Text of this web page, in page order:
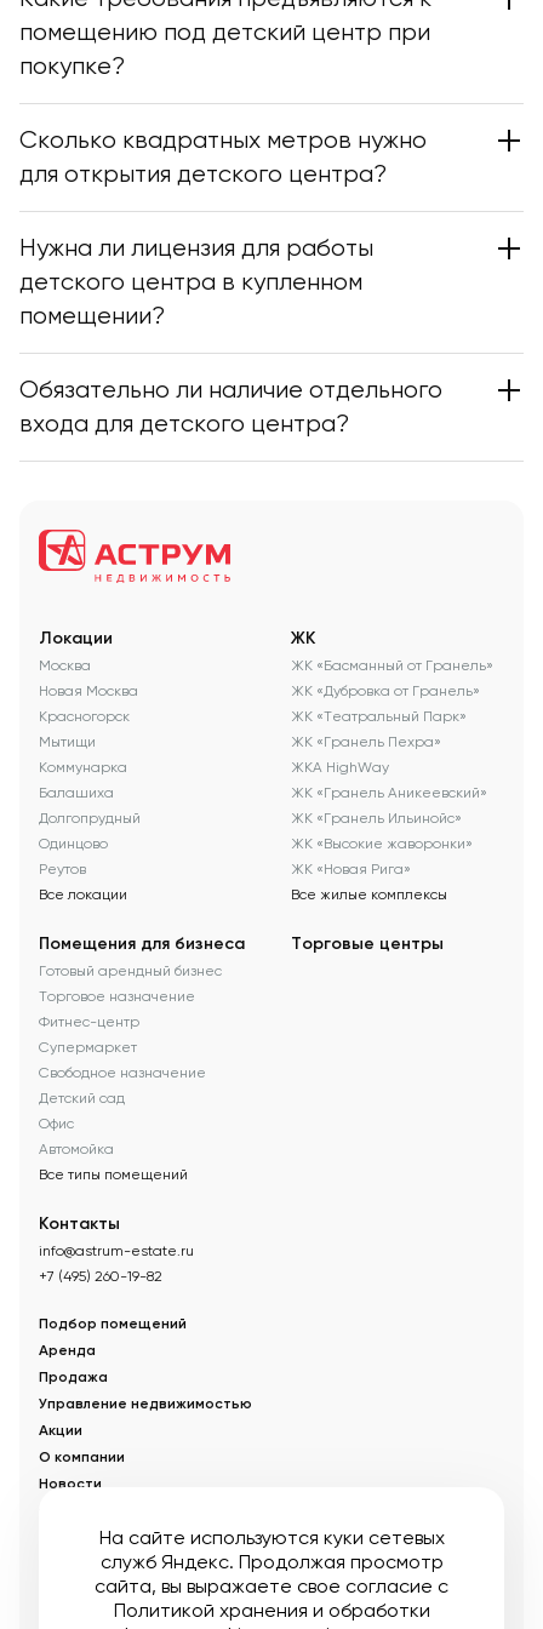
помещению под детский центр при
покупке?
Сколько квадратных метров нужно
для открытия детского центра?
Нужна ли лицензия для работы
детского центра в купленном
помещении?
Обязательно ли наличие отдельного
входа для детского центра?
Локации
Москва
Новая Москва
Красногорск
Мытищи
Коммунарка
Балашиха
Долгопрудный
Одинцово
Реутов
Все локации
ЖК
ЖК «Басманный от Гранель»
ЖК «Дубровка от Гранель»
ЖК «Театральный Парк»
ЖК «Гранель Пехра»
ЖКА HighWay
ЖК «Гранель Аникеевский»
ЖК «Гранель Ильинойс»
ЖК «Высокие жаворонки»
ЖК «Новая Рига»
Все жилые комплексы
Помещения для бизнеса
Готовый арендный бизнес
Торговое назначение
Фитнес-центр
Супермаркет
Свободное назначение
Детский сад
Офис
Автомойка
Все типы помещений
Торговые центры
Контакты
info@astrum-estate.ru
+7 (495) 260-19-82
Подбор помещений
Аренда
Продажа
Управление недвижимостью
Акции
О компании
Новости
© Управляющая компания «Аструм Недвижимость». 2026
Опубликованная на сайте информация носит информационный
характер и не является публичной офертой
На сайте используются куки сетевых
служб Яндекс. Продолжая просмотр
сайта, вы выражаете свое согласие с
Политикой хранения и обработки